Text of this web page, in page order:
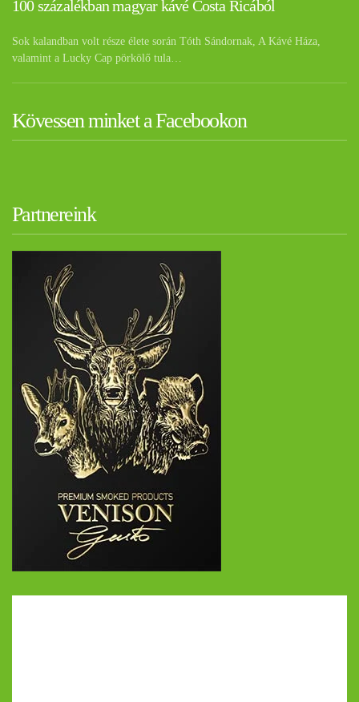
100 százalékban magyar kávé Costa Ricából
Sok kalandban volt része élete során Tóth Sándornak, A Kávé Háza,
valamint a Lucky Cap pörkölő tula…
Kövessen minket a Facebookon
Partnereink